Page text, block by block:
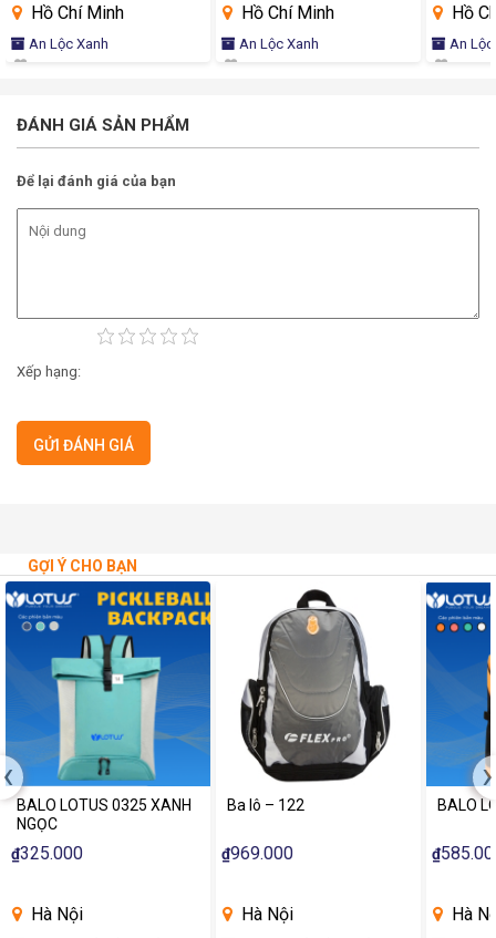
Hồ Chí Minh
An Lộc Xanh
Hồ Chí Minh
An Lộc Xanh
Hồ
An
ĐÁNH GIÁ SẢN PHẨM
Để lại đánh giá của bạn
Xếp hạng:
GỢI Ý CHO BẠN
BALO LOTUS 0325 XANH
NGỌC
₫325.000
Hà Nội
Ba lô – 122
₫969.000
Hà Nội
BALO
₫
Hà
‹ ›